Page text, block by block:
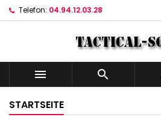
Telefon: 04.94.12.03.28
 
STARTSEITE